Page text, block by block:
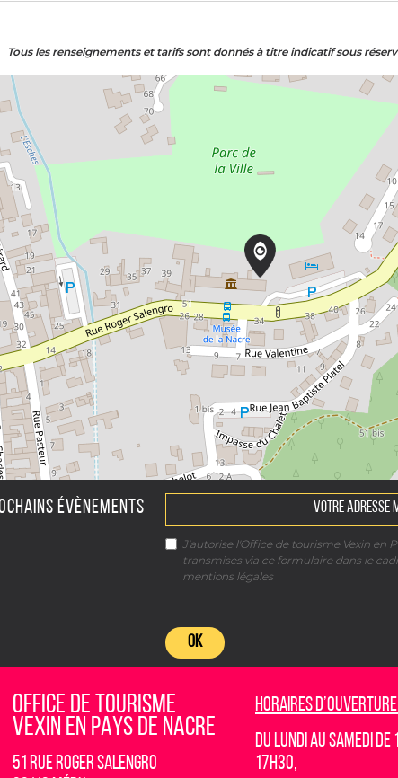
Tous les renseignements et tarifs sont donnés à titre indicatif sous
ÉVÈNEMENTS
J'autorise l'Office de tourisme Vexin en
transmises via ce formulaire dans le
mentions légales
OK
OFFICE DE TOURISME
VEXIN EN PAYS DE NACRE
51 rue Roger Salengro
Horaires d’ouverture
Du lundi au samedi de
17h30,